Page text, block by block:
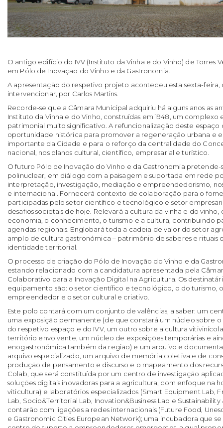
O antigo edifício do IVV (Instituto da Vinha e do Vinho) de Torres
em Pólo de Inovação do Vinho e da Gastronomia.
A apresentação do respetivo projeto aconteceu esta sexta-feira,
intervencionar, por Carlos Martins.
Recorde-se que a Câmara Municipal adquiriu há alguns anos as
Instituto da Vinha e do Vinho, construídas em 1948, um
patrimonial muito significativo. A refuncionalização deste espaço
oportunidade histórica para promover a regeneração urbana e
importante da Cidade e para o reforço da centralidade do
nacional, nos planos cultural, científico, empresarial e turístico.
O futuro Pólo de Inovação do Vinho e da Gastronomia pretende-
polinuclear, em diálogo com a paisagem e suportada em rede
interpretação, investigação, mediação e empreendedorismo,
e internacional. Fornecerá contexto de colaboração para o
participadas pelo setor científico e tecnológico e setor
desafios societais de hoje. Relevará a cultura da vinha e do
economia, o conhecimento, o turismo e a cultura, contribuindo
agendas regionais. Englobará toda a cadeia de valor do setor
amplo de cultura gastronómica – património de saberes e rituais
identidade territorial.
O processo de criação do Pólo de Inovação do Vinho e da
estando relacionado com a candidatura apresentada pela
Colaborativo para a Inovação Digital na Agricultura. Os
equipamento são: o setor científico e tecnológico, o do turismo,
empreendedor e o setor cultural e criativo.
Este polo contará com um conjunto de valências, a saber: um
uma exposição permanente (de que constará um núcleo sobre
do respetivo espaço e do IVV, um outro sobre a cultura
território envolvente, um núcleo de exposições temporárias e
enogastronómica também da região) e um arquivo e
arquivo especializado, um arquivo de memória coletiva e de
produção de pensamento e discurso e o mapeamento dos
Colab, que será constituída por um centro de investigação
soluções digitais inovadoras para a agricultura, com enfoque na
viticultura) e laboratórios especializados (Smart Equipment Lab,
Lab, Socio&Territorial Lab, Inovation&Business Lab e
contarão com ligações a redes internacionais (Future Food,
e Gastronomic Cities European Network); uma incubadora que